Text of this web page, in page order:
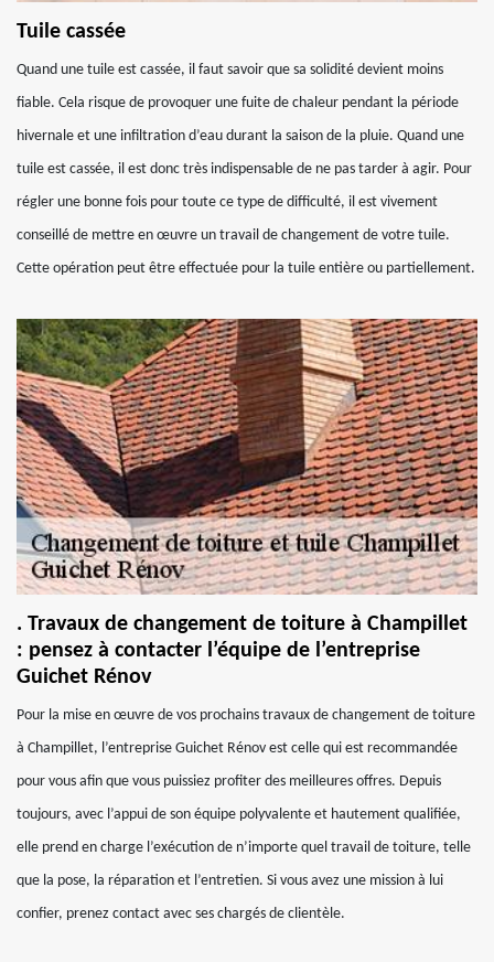
Tuile cassée
Quand une tuile est cassée, il faut savoir que sa solidité devient moins
fiable. Cela risque de provoquer une fuite de chaleur pendant la période
hivernale et une infiltration d’eau durant la saison de la pluie. Quand une
tuile est cassée, il est donc très indispensable de ne pas tarder à agir. Pour
régler une bonne fois pour toute ce type de difficulté, il est vivement
conseillé de mettre en œuvre un travail de changement de votre tuile.
Cette opération peut être effectuée pour la tuile entière ou partiellement.
. Travaux de changement de toiture à Champillet
: pensez à contacter l’équipe de l’entreprise
Guichet Rénov
Pour la mise en œuvre de vos prochains travaux de changement de toiture
à Champillet, l’entreprise Guichet Rénov est celle qui est recommandée
pour vous afin que vous puissiez profiter des meilleures offres. Depuis
toujours, avec l’appui de son équipe polyvalente et hautement qualifiée,
elle prend en charge l’exécution de n’importe quel travail de toiture, telle
que la pose, la réparation et l’entretien. Si vous avez une mission à lui
confier, prenez contact avec ses chargés de clientèle.